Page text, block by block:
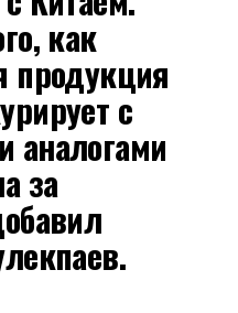
как
продукция
с
аналогами
за